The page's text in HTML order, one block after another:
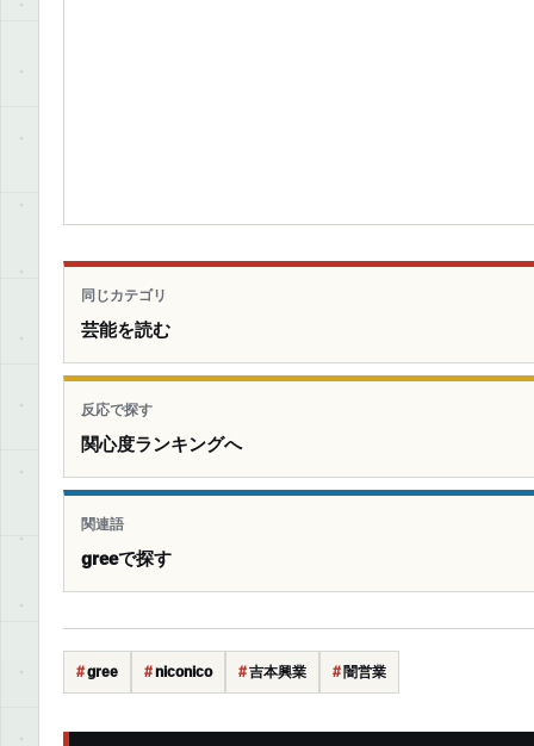
同じカテゴリ
芸能を読む
反応で探す
関心度ランキングへ
関連語
greeで探す
gree niconico 吉本興業 闇営業